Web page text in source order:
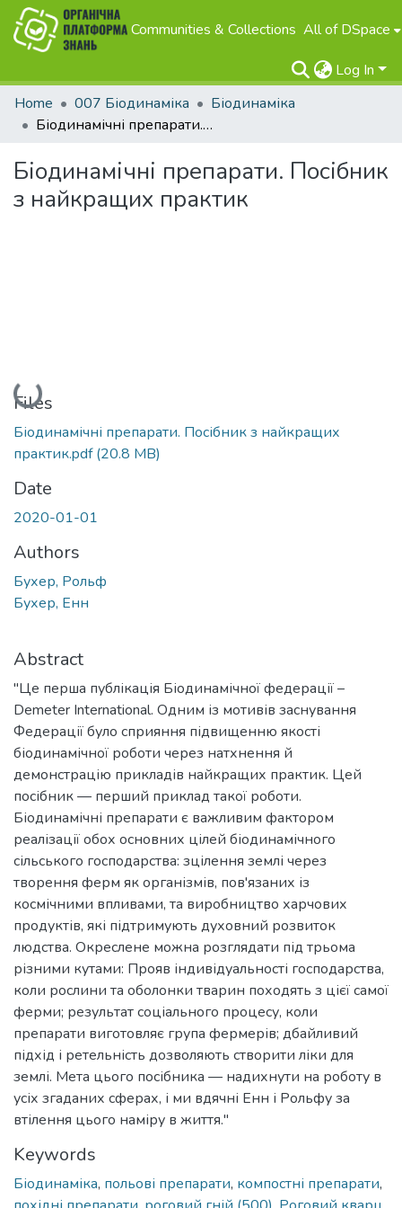
Communities & Collections All of DSpace
Log In
Home
007 Біодинаміка
Біодинаміка
Біодинамічні препарати. Посібник з найкращих практик
Біодинамічні препарати. Посібник
з найкращих практик
Loading...
Files
Біодинамічні препарати. Посібник з найкращих
практик.pdf(20.8 MB)
Date
2020-01-01
Authors
Бухер, Рольф
Бухер, Енн
Abstract
"Це перша публікація Біодинамічної федерації –
Demeter International. Одним із мотивів заснування
Федерації було сприяння підвищенню якості
біодинамічної роботи через натхнення й
демонстрацію прикладів найкращих практик. Цей
посібник — перший приклад такої роботи.
Біодинамічні препарати є важливим фактором
реалізації обох основних цілей біодинамічного
сільського господарства: зцілення землі через
творення ферм як організмів, пов'язаних із
космічними впливами, та виробництво харчових
продуктів, які підтримують духовний розвиток
людства. Окреслене можна розглядати під трьома
різними кутами: Прояв індивідуальності господарства,
коли рослини та оболонки тварин походять з цієї самої
ферми; результат соціального процесу, коли
препарати виготовляє група фермерів; дбайливий
підхід і ретельність дозволяють створити ліки для
землі. Мета цього посібника — надихнути на роботу в
усіх згаданих сферах, і ми вдячні Енн і Рольфу за
втілення цього наміру в життя."
Keywords
Біодинаміка, польові препарати, компостні препарати,